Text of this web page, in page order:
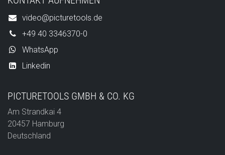
video@picturetools.de
+49 40 3346370-0
WhatsApp
Linkedin
PICTURETOOLS GMBH & CO. KG
Am Strandkai 4
20457 Hamburg
Deutschland